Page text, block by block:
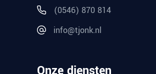
(0546) 870 814
info@tjonk.nl